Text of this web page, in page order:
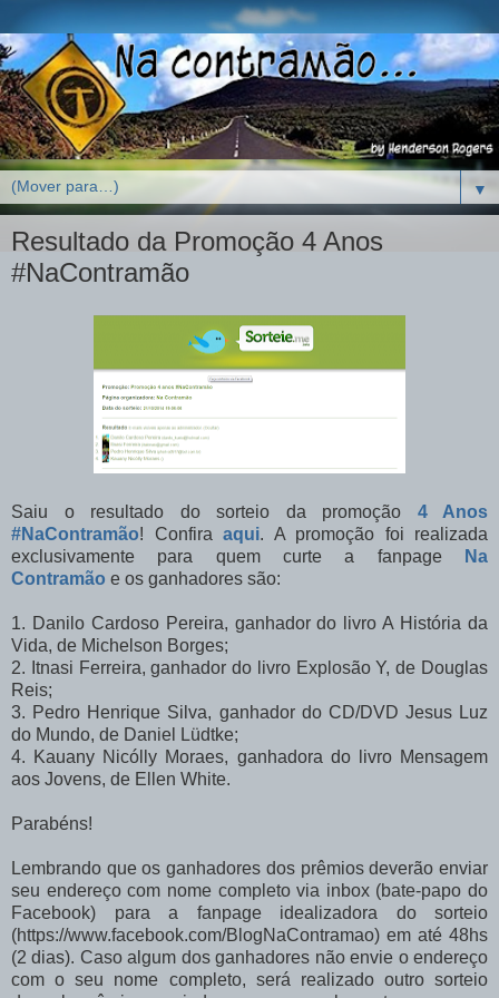
▼
Resultado da Promoção 4 Anos
#NaContramão
Saiu o resultado do sorteio da promoção 4 Anos
#NaContramão! Confira aqui. A promoção foi realizada
exclusivamente para quem curte a fanpage
Na
Contramão e os ganhadores são:
1. Danilo Cardoso Pereira, ganhador do livro A História da
Vida, de Michelson Borges;
2. Itnasi Ferreira, ganhador do livro Explosão Y, de Douglas
Reis;
3. Pedro Henrique Silva, ganhador do CD/DVD Jesus Luz
do Mundo, de Daniel Lüdtke;
4. Kauany Nicólly Moraes, ganhadora do livro Mensagem
aos Jovens, de Ellen White.
Parabéns!
Lembrando que os ganhadores dos prêmios deverão enviar
seu endereço com nome completo via inbox (bate-papo do
Facebook) para a fanpage idealizadora do sorteio
(https://www.facebook.com/BlogNaContramao) em até 48hs
(2 dias). Caso algum dos ganhadores não envie o endereço
com o seu nome completo, será realizado outro sorteio